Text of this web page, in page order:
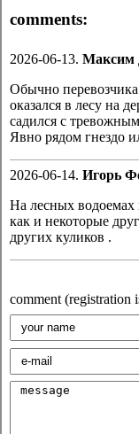
comments:
2026-06-13. Максим
Обычно
оказался в лесу на
садился с
Явно рядом гнездо
2026-06-14. Игорь
На лесных водоемах
как и некоторые
других куликов .
comment (registration